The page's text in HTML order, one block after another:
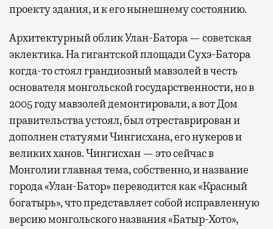
проекту здания, и к его нынешнему состоянию.
Архитектурный облик Улан-Батора — советская
эклектика. На гигантской площади Сухэ-Батора
когда-то стоял грандиозный мавзолей в честь
основателя монгольской государственности, но в
2005 году мавзолей демонтировали, а вот Дом
правительства устоял, был отреставрирован и
дополнен статуями Чингисхана, его нукеров и
великих ханов. Чингисхан — это сейчас в
Монголии главная тема, собственно, и название
города «Улан-Батор» переводится как «Красный
богатырь», что представляет собой исправленную
версию монгольского названия «Батыр-Хото»,